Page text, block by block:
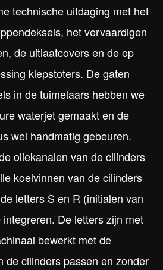
technische uitdaging met het
het vervaardigen
de uitlaatcovers en de op
klepstoters. De gaten
in de tuimelaars hebben we
waterjet gemaakt en de
wel handmatig gebeuren.
oliekanalen van de cilinders
koelvinnen van de cilinders
letters S en R (initialen van
De letters zijn met
bewerkt met de
de cilinders passen en zonder